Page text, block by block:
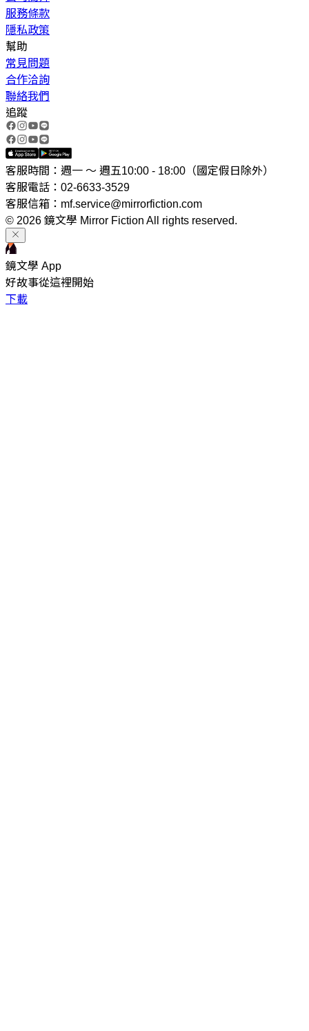
服務條款
隱私政策
幫助
常見問題
合作洽詢
聯絡我們
追蹤
客服時間：週一 ～ 週五10:00 - 18:00（國定假日除外）
客服電話：02-6633-3529
客服信箱：mf.service@mirrorfiction.com
© 2026 鏡文學 Mirror Fiction All rights reserved.
鏡文學 App
好故事從這裡開始
下載